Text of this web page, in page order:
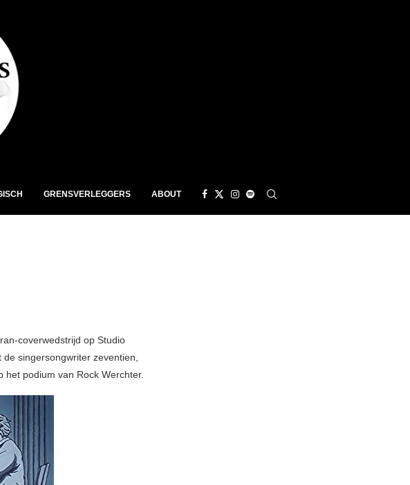
GRENSVERLEGGERS ABOUT
coverwedstrijd op Studio
de singersongwriter zeventien,
het podium van Rock Werchter.